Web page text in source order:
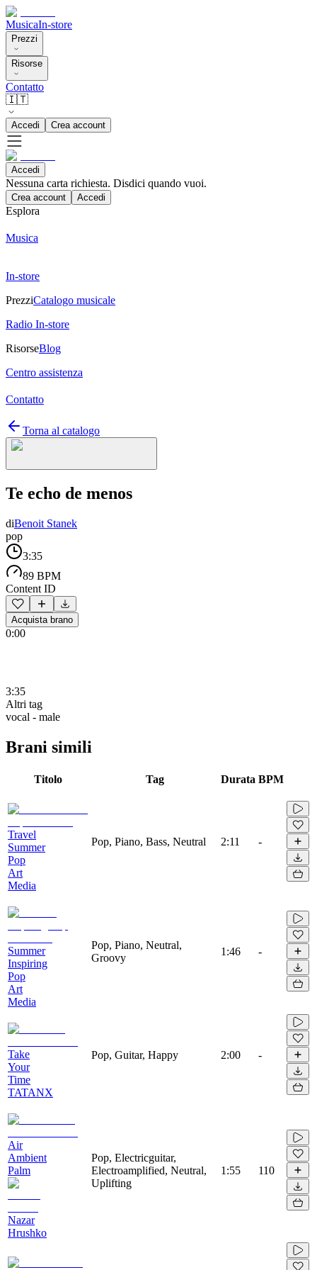
MusicaIn-store
Prezzi
Risorse
Contatto
🇮🇹
Accedi Crea account
Accedi
Nessuna carta richiesta. Disdici quando vuoi.
Crea account Accedi
Esplora
Musica
In-store
PrezziCatalogo musicale
Radio In-store
RisorseBlog
Centro assistenza
Contatto
Torna al catalogo
Te echo de menos
diBenoit Stanek
pop
3:35
89 BPM
Content ID
Acquista brano
0:00
3:35
Altri tag
vocal - male
Brani simili
Titolo Tag Durata BPM
Travel
Summer
Pop
Art
Media
Pop, Piano, Bass, Neutral 2:11 -
Summer
Inspiring
Pop
Art
Media
Pop, Piano, Neutral,
Groovy
1:46 -
Take
Your
Time
TATANX
Pop, Guitar, Happy 2:00 -
Air
Ambient
Palm
Nazar
Hrushko
Pop, Electricguitar,
Electroamplified, Neutral,
Uplifting
1:55 110